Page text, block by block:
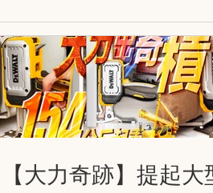
空間！得偉兩用擰到
實，雙用式強力木夾
DWHT83600
DWHT83601
【大力奇跡】提起大